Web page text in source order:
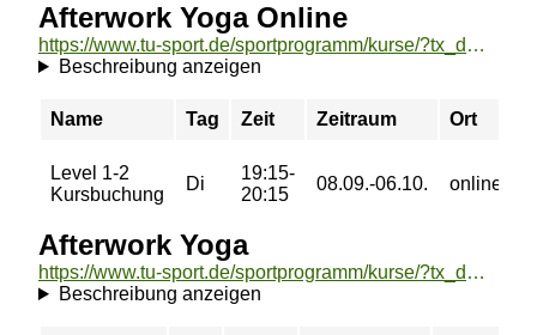
Afterwork Yoga Online
https://www.tu-sport.de/sportprogramm/kurse/?tx_dwzeh_courses%5Baction%5D=show&tx_dwzeh_courses%5BsportsDescription%5D=1308&cHash=28245aa14f4d53e69ae1b44a4d6b4b52
Beschreibung anzeigen
Name Tag Zeit Zeitraum Ort
Level 1-2
Kursbuchung
Di
19:15-
20:15
08.09.-06.10. online
Afterwork Yoga
https://www.tu-sport.de/sportprogramm/kurse/?tx_dwzeh_courses%5Baction%5D=show&tx_dwzeh_courses%5BsportsDescription%5D=1404&cHash=550a4de0aa0dc5cc0bf78a66de416582
Beschreibung anzeigen